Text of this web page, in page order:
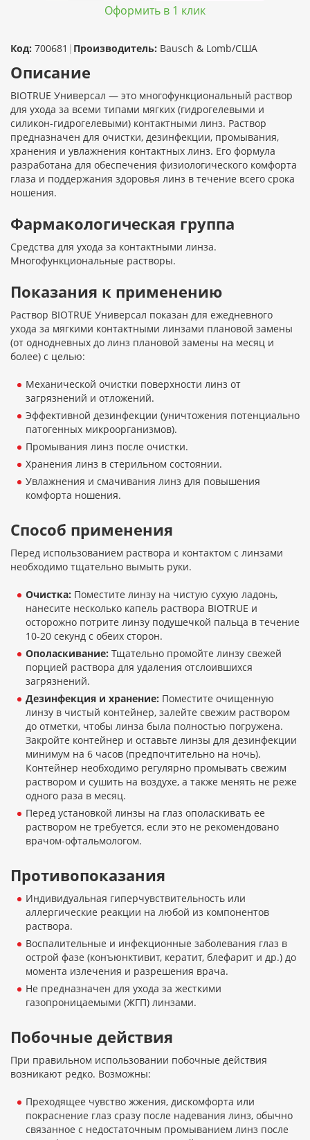
Оформить в 1 клик
Код: 700681 | Производитель: Bausch & Lomb/США
Описание
BIOTRUE Универсал — это многофункциональный раствор
для ухода за всеми типами мягких (гидрогелевыми и
силикон-гидрогелевыми) контактными линз. Раствор
предназначен для очистки, дезинфекции, промывания,
хранения и увлажнения контактных линз. Его формула
разработана для обеспечения физиологического комфорта
глаза и поддержания здоровья линз в течение всего срока
ношения.
Фармакологическая группа
Средства для ухода за контактными линза.
Многофункциональные растворы.
Показания к применению
Раствор BIOTRUE Универсал показан для ежедневного
ухода за мягкими контактными линзами плановой замены
(от однодневных до линз плановой замены на месяц и
более) с целью:
Механической очистки поверхности линз от
загрязнений и отложений.
Эффективной дезинфекции (уничтожения потенциально
патогенных микроорганизмов).
Промывания линз после очистки.
Хранения линз в стерильном состоянии.
Увлажнения и смачивания линз для повышения
комфорта ношения.
Способ применения
Перед использованием раствора и контактом с линзами
необходимо тщательно вымыть руки.
Очистка: Поместите линзу на чистую сухую ладонь,
нанесите несколько капель раствора BIOTRUE и
осторожно потрите линзу подушечкой пальца в течение
10-20 секунд с обеих сторон.
Ополаскивание: Тщательно промойте линзу свежей
порцией раствора для удаления отслоившихся
загрязнений.
Дезинфекция и хранение: Поместите очищенную
линзу в чистый контейнер, залейте свежим раствором
до отметки, чтобы линза была полностью погружена.
Закройте контейнер и оставьте линзы для дезинфекции
минимум на 6 часов (предпочтительно на ночь).
Контейнер необходимо регулярно промывать свежим
раствором и сушить на воздухе, а также менять не реже
одного раза в месяц.
Перед установкой линзы на глаз ополаскивать ее
раствором не требуется, если это не рекомендовано
врачом-офтальмологом.
Противопоказания
Индивидуальная гиперчувствительность или
аллергические реакции на любой из компонентов
раствора.
Воспалительные и инфекционные заболевания глаз в
острой фазе (конъюнктивит, кератит, блефарит и др.) до
момента излечения и разрешения врача.
Не предназначен для ухода за жесткими
газопроницаемыми (ЖГП) линзами.
Побочные действия
При правильном использовании побочные действия
возникают редко. Возможны:
Преходящее чувство жжения, дискомфорта или
покраснение глаз сразу после надевания линз, обычно
связанное с недостаточным промыванием линз после